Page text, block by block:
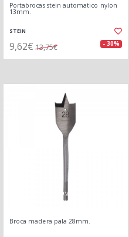
Portabrocas stein automatico nylon
13mm.
STEIN
9,62€ 13,75€ - 30%
Broca madera pala 28mm.